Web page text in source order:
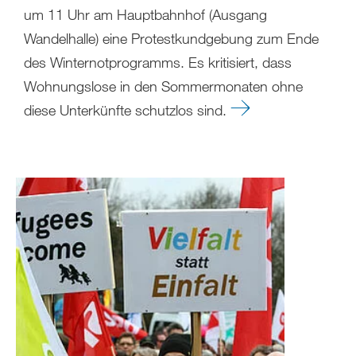
um 11 Uhr am Hauptbahnhof (Ausgang
Wandelhalle) eine Protestkundgebung zum Ende
des Winternotprogramms. Es kritisiert, dass
Wohnungslose in den Sommermonaten ohne
diese Unterkünfte schutzlos sind.